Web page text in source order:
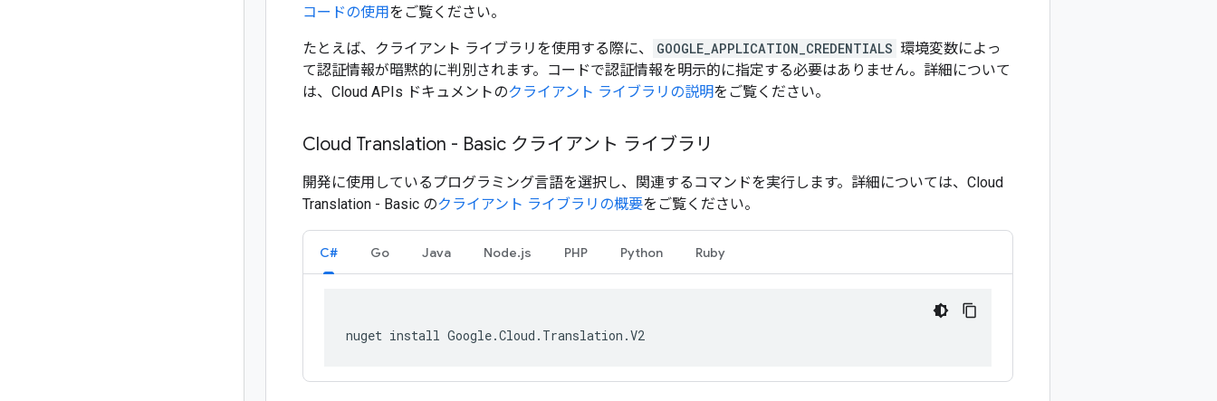
コードの使用をご覧ください。
たとえば、クライアント ライブラリを使用する際に、 GOOGLE_APPLICATION_CREDENTIALS 環境変数によっ
て認証情報が暗黙的に判別されます。コードで認証情報を明示的に指定する必要はありません。詳細について
は、Cloud APIs ドキュメントのクライアント ライブラリの説明をご覧ください。
Cloud Translation - Basic クライアント ライブラリ
開発に使用しているプログラミング言語を選択し、関連するコマンドを実行します。詳細については、Cloud
Translation - Basic のクライアント ライブラリの概要をご覧ください。
C# Go Java Node.js PHP Python Ruby
nuget install Google.Cloud.Translation.V2